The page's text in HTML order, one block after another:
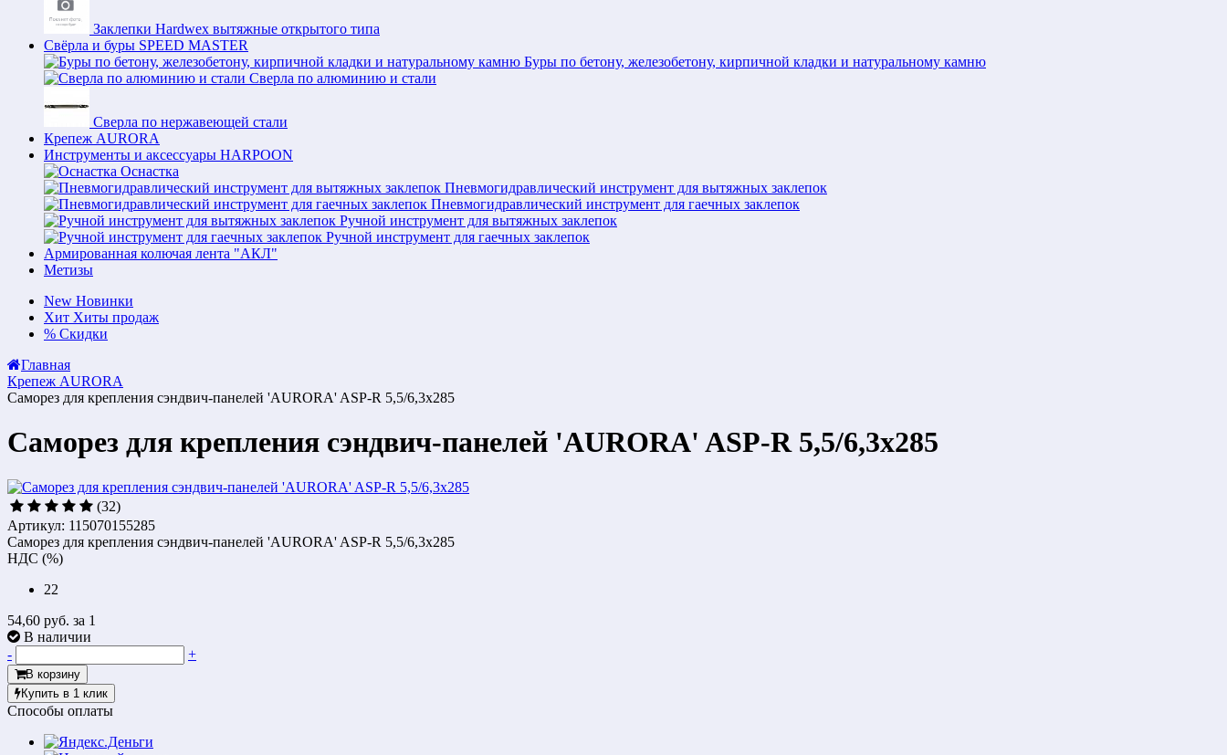
Заклепки Hardwex вытяжные открытого типа
Свёрла и буры SPEED MASTER
Буры по бетону, железобетону, кирпичной кладки и натуральному камню
Сверла по алюминию и стали
Сверла по нержавеющей стали
Крепеж AURORA
Инструменты и аксессуары HARPOON
Оснастка
Пневмогидравлический инструмент для вытяжных заклепок
Пневмогидравлический инструмент для гаечных заклепок
Ручной инструмент для вытяжных заклепок
Ручной инструмент для гаечных заклепок
Армированная колючая лента "АКЛ"
Метизы
New Новинки
Хит Хиты продаж
% Скидки
Главная
Крепеж AURORA
Саморез для крепления сэндвич-панелей 'AURORA' ASP-R 5,5/6,3x285
Саморез для крепления сэндвич-панелей 'AURORA' ASP-R 5,5/6,3x285
(32)
Артикул: 115070155285
Саморез для крепления сэндвич-панелей 'AURORA' ASP-R 5,5/6,3x285
НДС (%)
22
54,60 руб. за 1
В наличии
-
+
В корзину
Купить в 1 клик
Способы оплаты